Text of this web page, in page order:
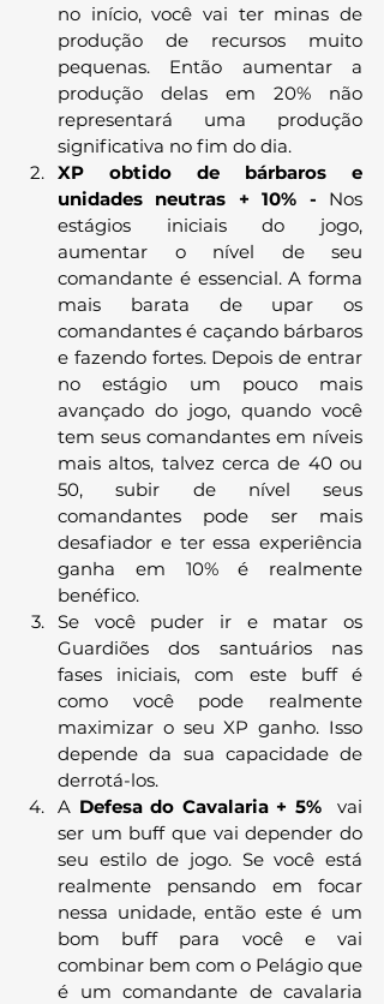
no início, você vai ter minas de
produção de recursos muito
pequenas. Então aumentar a
produção delas em 20% não
representará uma produção
significativa no fim do dia.
XP obtido de bárbaros e
unidades neutras + 10% - Nos
estágios iniciais do jogo,
aumentar o nível de seu
comandante é essencial. A forma
mais barata de upar os
comandantes é caçando bárbaros
e fazendo fortes. Depois de entrar
no estágio um pouco mais
avançado do jogo, quando você
tem seus comandantes em níveis
mais altos, talvez cerca de 40 ou
50, subir de nível seus
comandantes pode ser mais
desafiador e ter essa experiência
ganha em 10% é realmente
benéfico.
Se você puder ir e matar os
Guardiões dos santuários nas
fases iniciais, com este buff é
como você pode realmente
maximizar o seu XP ganho. Isso
depende da sua capacidade de
derrotá-los.
A Defesa do Cavalaria + 5%
vai
ser um buff que vai depender do
seu estilo de jogo. Se você está
realmente pensando em focar
nessa unidade, então este é um
bom buff para você e vai
combinar bem com o Pelágio que
é um comandante de cavalaria